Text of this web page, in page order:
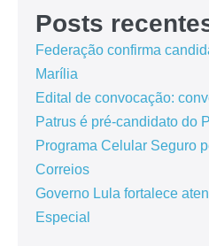
Posts
Federação confirma
Marília
Edital de convocação:
Patrus é pré-candidato do
Programa Celular Seguro
Correios
Governo Lula fortalece
Especial